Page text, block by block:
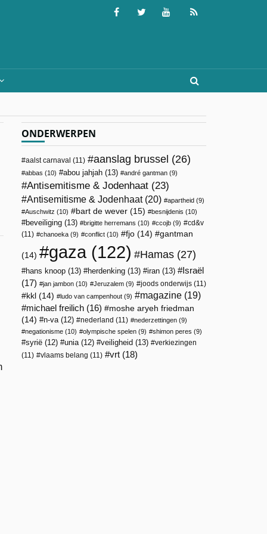
ONDERWERPEN
aalst carnaval (11) aanslag brussel (26)
abbas (10) abou jahjah (13) andré gantman (9)
Antisemitisme & Jodenhaat (23)
Antisemitisme & Jodenhaat(20) apartheid (9)
Auschwitz (10) bart de wever (15) besnijdenis (10)
beveiliging (13) brigitte herremans (10) ccojb (9)
cd&v
(11)
chanoeka (9) conflict (10) fjo (14) gantman
(14) gaza(122) Hamas (27)
hans knoop (13) herdenking (13) iran (13)
Israël
(17)
jan jambon (10) Jeruzalem (9) joods onderwijs (11)
kkl (14) ludo van campenhout (9) magazine (19)
michael freilich (16)
moshe aryeh friedman
(14)
n-va(12) nederland (11) nederzettingen (9)
negationisme (10) olympische spelen (9) shimon peres (9)
syrië (12) unia(12) veiligheid (13)
verkiezingen
(11)
vlaams belang (11) vrt (18)